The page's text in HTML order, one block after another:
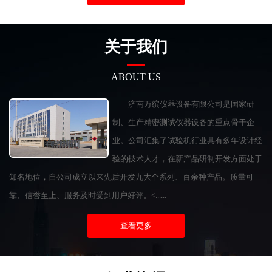
关于我们
ABOUT US
济南万缤仪器设备有限公司是国家研
制、生产精密测试仪器设备的重点骨干企
业。公司汇集了试验机行业具有多年设计经
验的技术人才，在新产品研制开发方面处于
知名地位，自公司成立以来先后开发九大个系列、百余种产品。质量可
靠、信誉至上、服务及时受到用户好评。<......
查看更多